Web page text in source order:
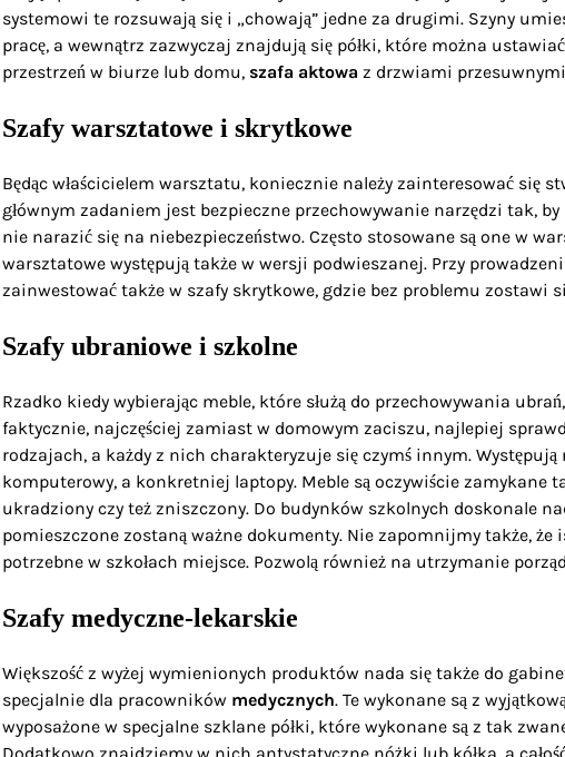
systemowi te rozsuwają się i „chowają” jedne za drugimi. Szyny
pracę, a wewnątrz zazwyczaj znajdują się półki, które można
przestrzeń w biurze lub domu, szafa aktowa z drzwiami
Szafy warsztatowe i skrytkowe
Będąc właścicielem warsztatu, koniecznie należy zainteresować się
głównym zadaniem jest bezpieczne przechowywanie narzędzi tak,
nie narazić się na niebezpieczeństwo. Często stosowane są one w
warsztatowe występują także w wersji podwieszanej. Przy
zainwestować także w szafy skrytkowe, gdzie bez problemu zostawi
Szafy ubraniowe i szkolne
Rzadko kiedy wybierając meble, które służą do przechowywania
faktycznie, najczęściej zamiast w domowym zaciszu, najlepiej
rodzajach, a każdy z nich charakteryzuje się czymś innym.
komputerowy, a konkretniej laptopy. Meble są oczywiście zamykane
ukradziony czy też zniszczony. Do budynków szkolnych doskonale
pomieszczone zostaną ważne dokumenty. Nie zapomnijmy także,
potrzebne w szkołach miejsce. Pozwolą również na utrzymanie
Szafy medyczne-lekarskie
Większość z wyżej wymienionych produktów nada się także do
specjalnie dla pracowników medycznych. Te wykonane są z
wyposażone w specjalne szklane półki, które wykonane są z tak